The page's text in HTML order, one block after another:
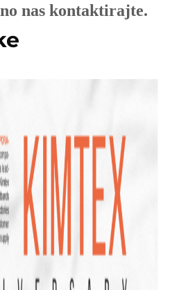
nas kontaktirajte.